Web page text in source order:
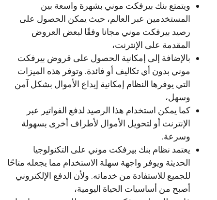
ويتمتع بنك بيرفكت موني بشهرة واسعة بين
المستخدمين عبر العالم، حيث يمكن الحصول على
رصيد بيرفكت موني مجانا وفقًا لبعض العروض
المقدمة على الإنترنت،
بالإضافة إلى إمكانية الحصول على قروض بيرفكت
موني بدون أي تكاليف أو فائدة. وتوفر هذه الميزات
التي يوفرها النظام إمكانية إيداع الأموال بشكل آمن
وسهل،
كما يمكن استخدام هذا الرصيد لدفع الفواتير عبر
الإنترنت أو لتحويل الأموال لأطراف أخرى بسهولة
وسرعة.
يعتمد نظام بنك بيرفكت موني على التكنولوجيا
الحديثة ويوفر واجهة سهلة الاستخدام مما يجعله متاحًا
للجميع للاستفادة من خدماته. ولأن الدفع الإلكتروني
أصبح من أساسيات الحياة اليومية،